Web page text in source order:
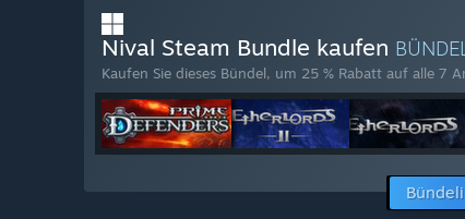
Nival Steam Bundle kaufen BÜNDEL
Kaufen Sie dieses Bündel, um 25 % Rabatt auf alle 7